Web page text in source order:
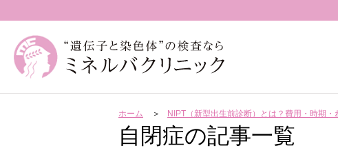
ホーム NIPT（新型出生前診断）とは？費用・時期
自閉症の記事一覧